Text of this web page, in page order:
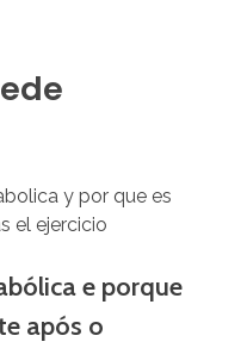
e porque
após o